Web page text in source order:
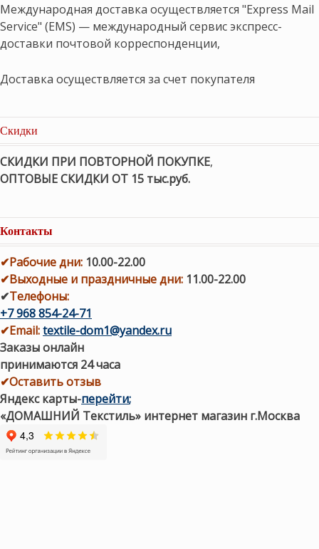
Международная доставка осуществляется "Express Mail
Service" (EMS) — международный сервис экспресс-
доставки почтовой корреспонденции,
Доставка осуществляется за счет покупателя
Скидки
СКИДКИ ПРИ ПОВТОРНОЙ ПОКУПКЕ,
ОПТОВЫЕ СКИДКИ ОТ 15 тыс.руб.
Контакты
✔Рабочие дни: 10.00-22.00
✔Выходные и праздничные дни: 11.00-22.00
✔Телефоны:
+7 968 854-24-71
✔Email:textile-dom1@yandex.ru
Заказы онлайн
принимаются 24 часа
✔Оставить отзыв
Яндекс карты-перейти;
«ДОМАШНИЙ Текстиль» интернет магазин г.Москва